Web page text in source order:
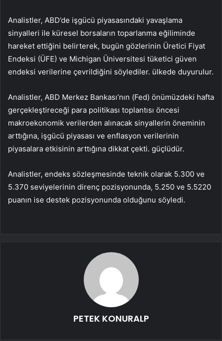
Analistler, ABD’de işgücü piyasasındaki yavaşlama
sinyalleri ile küresel borsaların toparlanma eğiliminde
hareket ettiğini belirterek, bugün gözlerinin Üretici Fiyat
Endeksi (ÜFE) ve Michigan Üniversitesi tüketici güven
endeksi verilerine çevrildiğini söylediler. ülkede duyurulur.
Analistler, ABD Merkez Bankası’nın (Fed) önümüzdeki hafta
gerçekleştireceği para politikası toplantısı öncesi
makroekonomik verilerden alınacak sinyallerin öneminin
arttığına, işgücü piyasası ve enflasyon verilerinin
piyasalara etkisinin arttığına dikkat çekti. güçlüdür.
Analistler, endeks sözleşmesinde teknik olarak 5.300 ve
5.370 seviyelerinin direnç pozisyonunda, 5.250 ve 5.5220
puanın ise destek pozisyonunda olduğunu söyledi.
PETEK KONURALP